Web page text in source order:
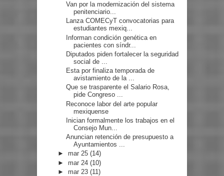
Van por la modernización del sistema
penitenciario...
Lanza COMECyT convocatorias para
estudiantes mexiq...
Informan condición genética en
pacientes con síndr...
Diputados piden fortalecer la seguridad
social de ...
Esta por finaliza temporada de
avistamiento de la ...
Que se trasparente el Salario Rosa,
pide Congreso ...
Reconoce labor del arte popular
mexiquense
Inician formalmente los trabajos en el
Consejo Mun...
Anuncian retención de presupuesto a
Ayuntamientos ...
► mar 25(14)
► mar 24(10)
► mar 23(11)